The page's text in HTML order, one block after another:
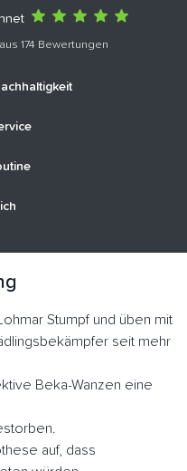
174 Bewertungen
Stumpf und üben mit
seit mehr
Beka-Wanzen eine
auf, dass